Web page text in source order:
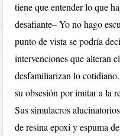
tiene que entender lo que
desafiante– Yo no hago
punto de vista se podría
intervenciones que alteran
desfamiliarizan lo
su obsesión por imitar a la
Sus simulacros
de resina epoxi y espuma